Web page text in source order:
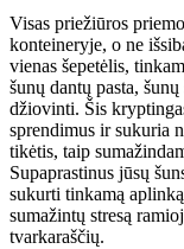
Visas priežiūros
konteineryje, o ne
vienas šepetėlis,
šunų dantų pasta,
džiovinti. Šis
sprendimus ir sukuria
tikėtis, taip
Supaprastinus jūsų
sukurti tinkamą
sumažintų stresą
tvarkaraščių.